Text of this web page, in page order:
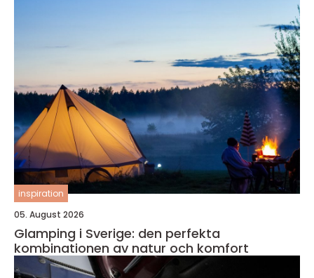
inspiration
05. August 2026
Glamping i Sverige: den perfekta
kombinationen av natur och komfort